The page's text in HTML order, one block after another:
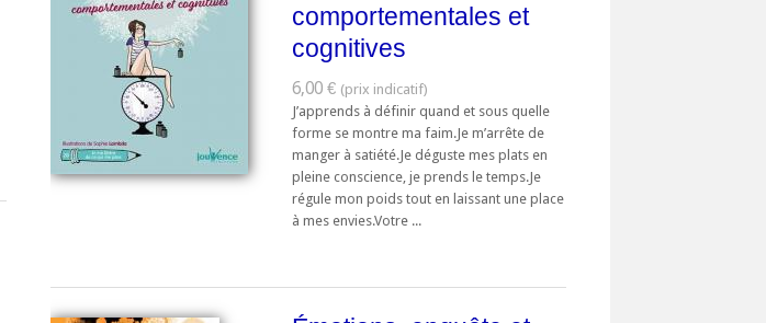
comportementales et
cognitives
6,00 €
J’apprends à définir quand et sous quelle
forme se montre ma faim.Je m’arrête de
manger à satiété.Je déguste mes plats en
pleine conscience, je prends le temps.Je
régule mon poids tout en laissant une place
à mes envies.Votre ...